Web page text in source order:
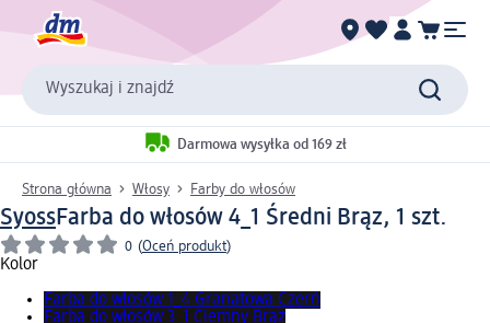
Wyszukaj i znajdź
Darmowa wysyłka od 169 zł
Strona główna Włosy Farby do włosów
SyossFarba do włosów 4_1 Średni Brąz, 1 szt.
0 (Oceń produkt)
Kolor
Farba do włosów 1_4 Granatowa Czerń
Farba do włosów 3_1 Ciemny Brąz